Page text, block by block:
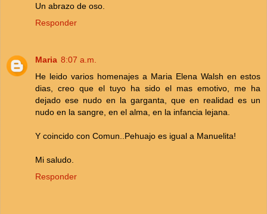
Un abrazo de oso.
Responder
Maria 8:07 a.m.
He leido varios homenajes a Maria Elena Walsh en estos
dias, creo que el tuyo ha sido el mas emotivo, me ha
dejado ese nudo en la garganta, que en realidad es un
nudo en la sangre, en el alma, en la infancia lejana.
Y coincido con Comun..Pehuajo es igual a Manuelita!
Mi saludo.
Responder